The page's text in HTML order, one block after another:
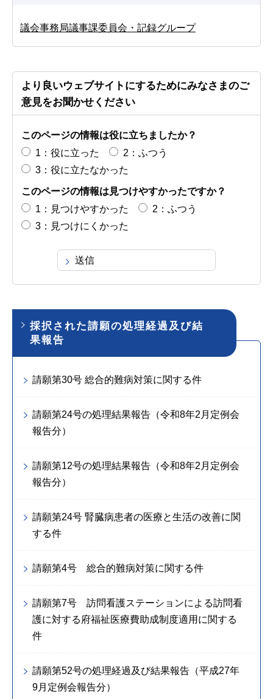
議会事務局議事課委員会・記録グループ
より良いウェブサイトにするためにみなさまのご
意見をお聞かせください
このページの情報は役に立ちましたか？
1：役に立った
2：ふつう
3：役に立たなかった
このページの情報は見つけやすかったですか？
1：見つけやすかった
2：ふつう
3：見つけにくかった
採択された請願の処理経過及び結
果報告
請願第30号 総合的難病対策に関する件
請願第24号の処理結果報告（令和8年2月定例会
報告分）
請願第12号の処理結果報告（令和8年2月定例会
報告分）
請願第24号 腎臓病患者の医療と生活の改善に関
する件
請願第4号 総合的難病対策に関する件
請願第7号 訪問看護ステーションによる訪問看
護に対する府福祉医療費助成制度適用に関する
件
請願第52号の処理経過及び結果報告（平成27年
9月定例会報告分）